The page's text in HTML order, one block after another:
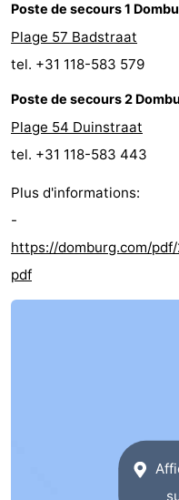
Poste de secours 1
Plage 57 Badstraat
tel. +31 118-583 579
Poste de secours 2
Plage 54 Duinstraat
tel. +31 118-583 443
Plus d'informations:
-
https://domburg.com/
pdf